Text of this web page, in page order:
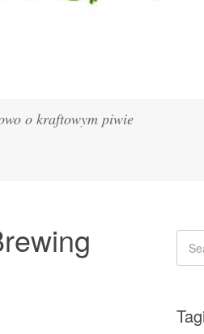
o kraftowym piwie